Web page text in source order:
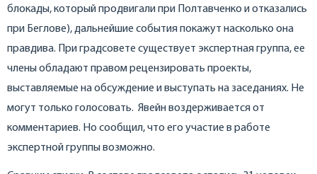
блокады, который продвигали при Полтавченко и отказались
при Беглове), дальнейшие события покажут насколько она
правдива. При градсовете существует экспертная группа, ее
члены обладают правом рецензировать проекты,
выставляемые на обсуждение и выступать на заседаниях. Не
могут только голосовать. Явейн воздерживается от
комментариев. Но сообщил, что его участие в работе
экспертной группы возможно.